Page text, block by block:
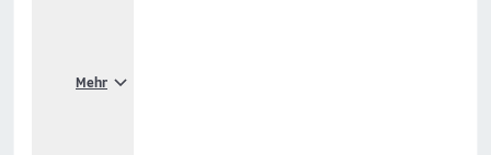
Mehr